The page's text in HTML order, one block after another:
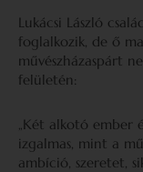
Lukácsi László
foglalkozik, de ő
művészházaspárt
felületén:
„Két alkotó ember
izgalmas, mint a
ambíció, szeretet,